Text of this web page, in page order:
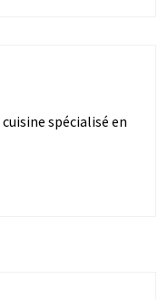
spécialisé en